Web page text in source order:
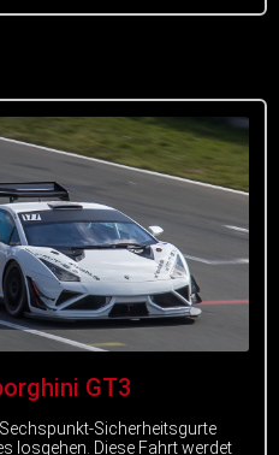
GT3
Sicherheitsgurte
losgehen. Diese Fahrt werdet